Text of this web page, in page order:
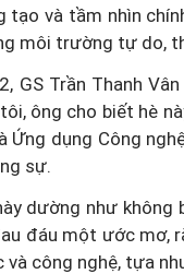
và tầm nhìn
môi trường tự do,
GS Trần Thanh
ông cho biết hè
Ứng dụng Công
sự.
dường như
đáu một ước
công nghệ, tựa